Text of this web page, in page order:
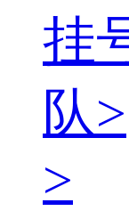
挂
队>
>